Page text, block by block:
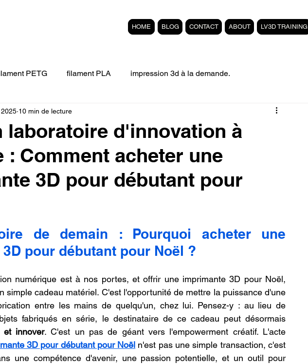
HOME BLOG CONTACT ABOUT LV3D TRAINING
PETG filament PLA impression 3d à la demande.
Filament 3D FLEXIBLE filament PETG carbone
3D. Formation éligible au CPF Impressio
Formation 3D en ligne. Refaire piece en 3D
concession LV3D Franchise LV3D Formation 3D QUALIOPI
laboratoire d'innovation à
: Comment acheter une
3D pour débutant pour
10 min de lecture
5.
de demain : Pourquoi acheter une
pour débutant pour Noël ?
numérique est à nos portes, et offrir une imprimante 3D pour Noël,
simple cadeau matériel. C'est l'opportunité de mettre la puissance d'une
entre les mains de quelqu'un, chez lui. Pensez-y : au lieu de
et innover. C'est un pas de géant vers l'empowerment créatif. L'acte
3D pour débutant pour Noël n'est pas une simple transaction, c'est
une compétence d'avenir, une passion potentielle, et un outil pour